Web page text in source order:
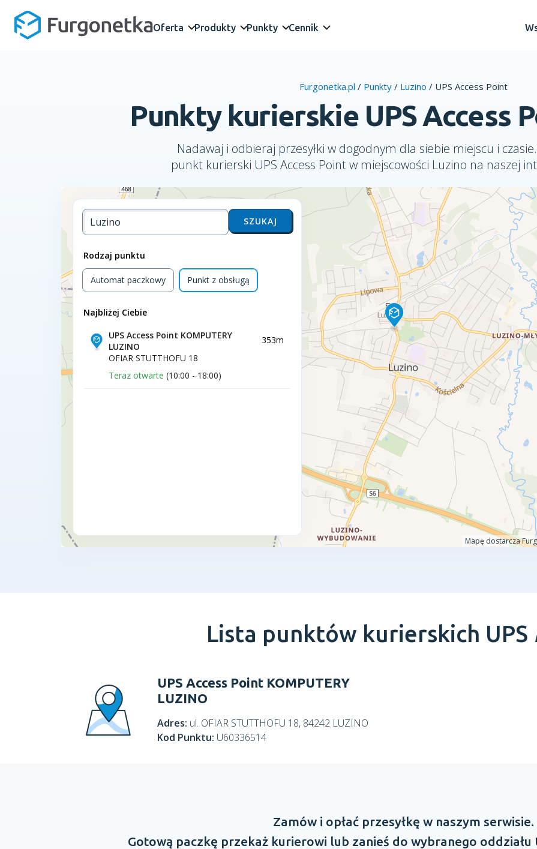
Oferta Produkty Punkty Cennik
Furgonetka.pl / Punkty / Luzino / UPS Access Point
Punkty kurierskie UPS Access
Nadawaj i odbieraj przesyłki w dogodnym dla siebie miejscu i
punkt kurierski UPS Access Point w miejscowości Luzino na naszej
Lista punktów kurierskich UPS
UPS Access Point KOMPUTERY
LUZINO
Adres: ul. OFIAR STUTTHOFU 18, 84242 LUZINO
Kod Punktu: U60336514
Zamów i opłaćprzesyłkę w naszym serwisie.
Gotową paczkę przekaż kurierowi lub zanieś do wybranego oddziału